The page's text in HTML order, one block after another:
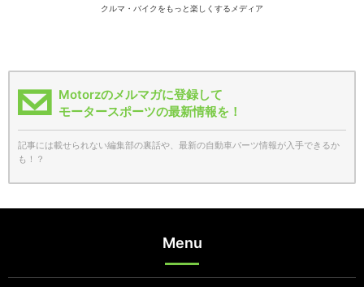
クルマ・バイクをもっと楽しくするメディア
Motorzのメルマガに登録して
モータースポーツの最新情報を！
記事には載せられない編集部の裏話や、最新の自動車パーツ情報が入手できるか
も！？
Menu